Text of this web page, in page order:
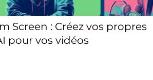
Screen : Créez vos propres
pour vos vidéos